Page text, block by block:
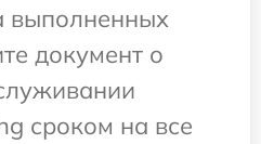
выполненных
документ о
сроком на все